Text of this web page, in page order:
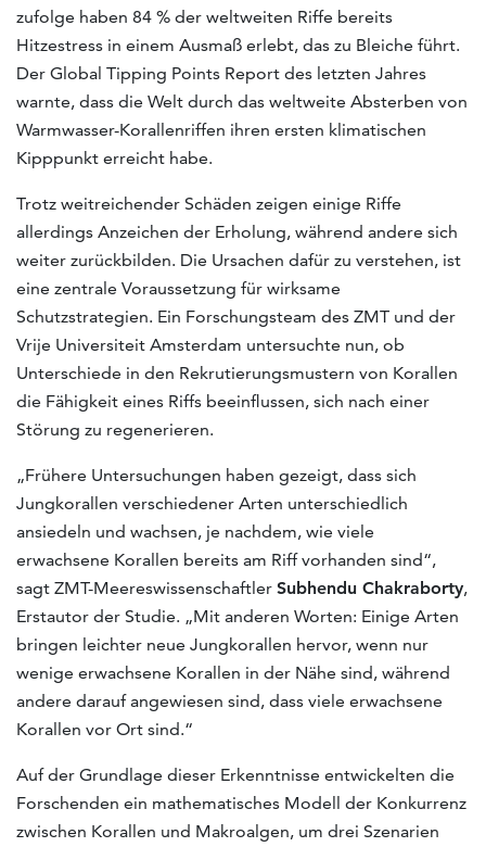
zufolge haben 84 % der weltweiten Riffe bereits
Hitzestress in einem Ausmaß erlebt, das zu Bleiche führt.
Der Global Tipping Points Report des letzten Jahres
warnte, dass die Welt durch das weltweite Absterben von
Warmwasser-Korallenriffen ihren ersten klimatischen
Kipppunkt erreicht habe.
Trotz weitreichender Schäden zeigen einige Riffe
allerdings Anzeichen der Erholung, während andere sich
weiter zurückbilden. Die Ursachen dafür zu verstehen, ist
eine zentrale Voraussetzung für wirksame
Schutzstrategien. Ein Forschungsteam des ZMT und der
Vrije Universiteit Amsterdam untersuchte nun, ob
Unterschiede in den Rekrutierungsmustern von Korallen
die Fähigkeit eines Riffs beeinflussen, sich nach einer
Störung zu regenerieren.
„Frühere Untersuchungen haben gezeigt, dass sich
Jungkorallen verschiedener Arten unterschiedlich
ansiedeln und wachsen, je nachdem, wie viele
erwachsene Korallen bereits am Riff vorhanden sind“,
sagt ZMT-Meereswissenschaftler Subhendu Chakraborty,
Erstautor der Studie. „Mit anderen Worten: Einige Arten
bringen leichter neue Jungkorallen hervor, wenn nur
wenige erwachsene Korallen in der Nähe sind, während
andere darauf angewiesen sind, dass viele erwachsene
Korallen vor Ort sind.“
Auf der Grundlage dieser Erkenntnisse entwickelten die
Forschenden ein mathematisches Modell der Konkurrenz
zwischen Korallen und Makroalgen, um drei Szenarien